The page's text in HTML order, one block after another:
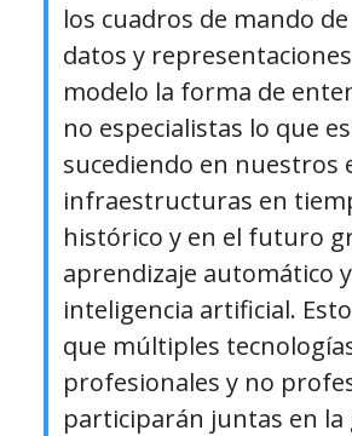
los cuadros de mando
datos y
modelo la forma de
no especialistas lo que
sucediendo en nuestros
infraestructuras en
histórico y en el futuro
aprendizaje automático
inteligencia artificial.
que múltiples
profesionales y no
participarán juntas en la